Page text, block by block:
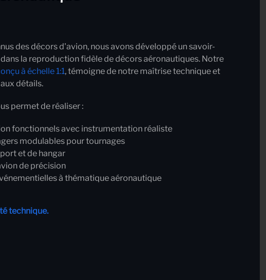
des décors d'avion, nous avons développé un savoir-
la reproduction fidèle de décors aéronautiques. Notre
à échelle 1:1, témoigne de notre maîtrise technique et
détails.
permet de réaliser :
fonctionnels avec instrumentation réaliste
modulables pour tournages
et de hangar
de précision
à thématique aéronautique
technique.